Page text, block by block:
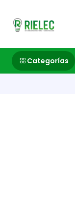
Categorías